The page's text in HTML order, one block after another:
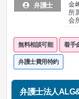
弁護士
金
所
会
無料相談可能 着手
弁護士費用特約
弁護士法人